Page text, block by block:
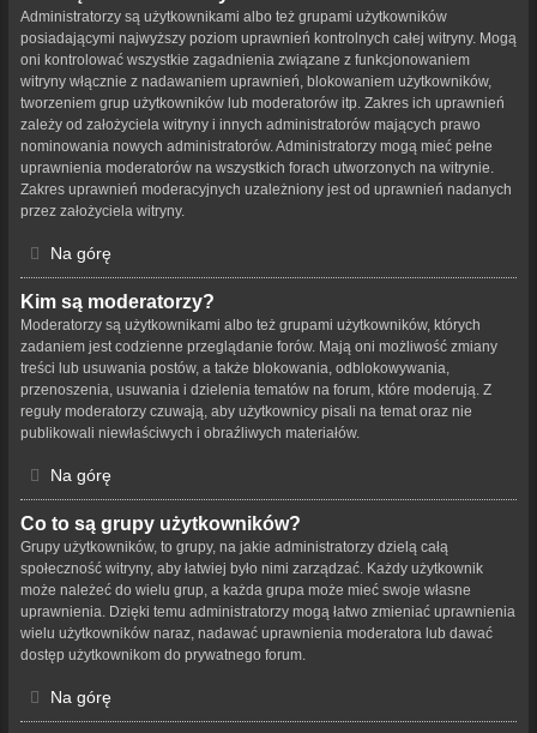
Administratorzy są użytkownikami albo też grupami użytkowników
posiadającymi najwyższy poziom uprawnień kontrolnych całej witryny. Mogą
oni kontrolować wszystkie zagadnienia związane z funkcjonowaniem
witryny włącznie z nadawaniem uprawnień, blokowaniem użytkowników,
tworzeniem grup użytkowników lub moderatorów itp. Zakres ich uprawnień
zależy od założyciela witryny i innych administratorów mających prawo
nominowania nowych administratorów. Administratorzy mogą mieć pełne
uprawnienia moderatorów na wszystkich forach utworzonych na witrynie.
Zakres uprawnień moderacyjnych uzależniony jest od uprawnień nadanych
przez założyciela witryny.
Na górę
Kim są moderatorzy?
Moderatorzy są użytkownikami albo też grupami użytkowników, których
zadaniem jest codzienne przeglądanie forów. Mają oni możliwość zmiany
treści lub usuwania postów, a także blokowania, odblokowywania,
przenoszenia, usuwania i dzielenia tematów na forum, które moderują. Z
reguły moderatorzy czuwają, aby użytkownicy pisali na temat oraz nie
publikowali niewłaściwych i obraźliwych materiałów.
Na górę
Co to są grupy użytkowników?
Grupy użytkowników, to grupy, na jakie administratorzy dzielą całą
społeczność witryny, aby łatwiej było nimi zarządzać. Każdy użytkownik
może należeć do wielu grup, a każda grupa może mieć swoje własne
uprawnienia. Dzięki temu administratorzy mogą łatwo zmieniać uprawnienia
wielu użytkowników naraz, nadawać uprawnienia moderatora lub dawać
dostęp użytkownikom do prywatnego forum.
Na górę